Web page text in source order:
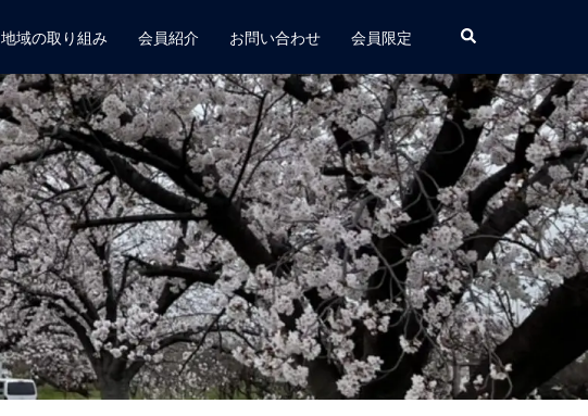
地域の取り組み 会員紹介 お問い合わせ 会員限定